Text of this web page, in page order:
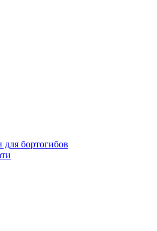
для бортогибов